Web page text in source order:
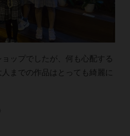
ョップでしたが、何も心配する
までの作品はとっても綺麗に